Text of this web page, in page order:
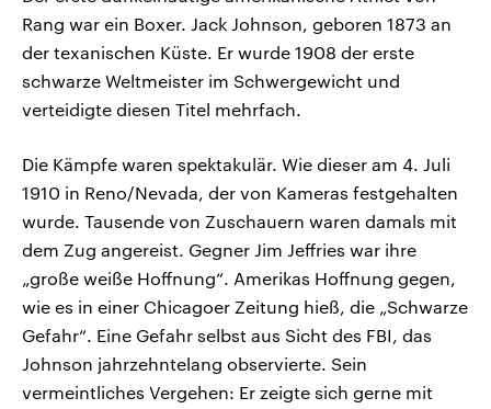
Rang war ein Boxer. Jack Johnson, geboren 1873 an
der texanischen Küste. Er wurde 1908 der erste
schwarze Weltmeister im Schwergewicht und
verteidigte diesen Titel mehrfach.
Die Kämpfe waren spektakulär. Wie dieser am 4. Juli
1910 in Reno/Nevada, der von Kameras festgehalten
wurde. Tausende von Zuschauern waren damals mit
dem Zug angereist. Gegner Jim Jeffries war ihre
„große weiße Hoffnung“. Amerikas Hoffnung gegen,
wie es in einer Chicagoer Zeitung hieß, die „Schwarze
Gefahr“. Eine Gefahr selbst aus Sicht des FBI, das
Johnson jahrzehntelang observierte. Sein
vermeintliches Vergehen: Er zeigte sich gerne mit